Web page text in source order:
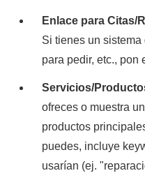
Enlace para Citas/
Si tienes un
para pedir, etc., pon
Servicios/
ofreces o muestra
productos
puedes, incluye
usarían (ej.